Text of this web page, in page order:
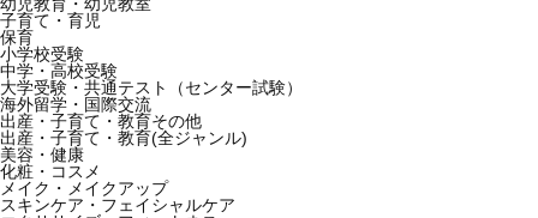
子育て・育児
保育
小学校受験
中学・高校受験
大学受験・共通テスト（センター試験）
海外留学・国際交流
出産・子育て・教育その他
出産・子育て・教育(全ジャンル)
美容・健康
化粧・コスメ
メイク・メイクアップ
スキンケア・フェイシャルケア